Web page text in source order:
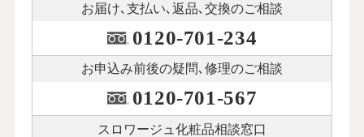
お届け､支払い､ 返品､交換のご相談
0120-701-234
お申込み前後の疑問､修理のご相談
0120-701-567
スロワージュ化粧品相談窓口